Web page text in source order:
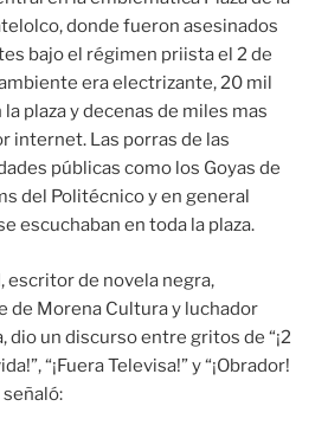
donde fueron asesinados
bajo el régimen priista el 2 de
era electrizante, 20 mil
plaza y decenas de miles mas
internet. Las porras de las
públicas como los Goyas de
del Politécnico y en general
escuchaban en toda la plaza.
escritor de novela negra,
de Morena Cultura y luchador
dio un discurso entre gritos de “¡2
“¡Fuera Televisa!” y “¡Obrador!
señaló: